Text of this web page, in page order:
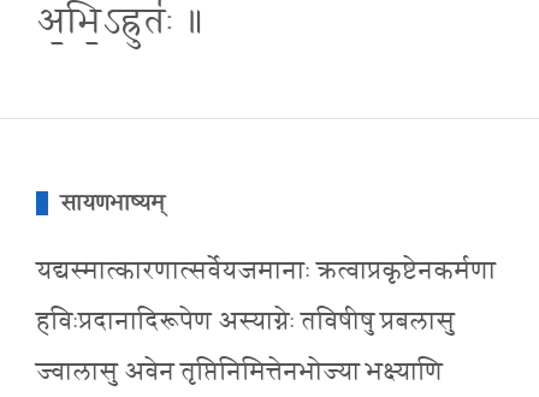
अ॒भि॒ऽह्रुतः॑ ॥
सायणभाष्यम्
यद्यस्मात्कारणात्सर्वेयजमानाः क्रत्वाप्रकृष्टेनकर्मणा
हविःप्रदानादिरूपेण अस्याग्नेः तविषीषु प्रबलासु
ज्वालासु अवेन तृप्तिनिमित्तेनभोज्या भक्ष्याणि